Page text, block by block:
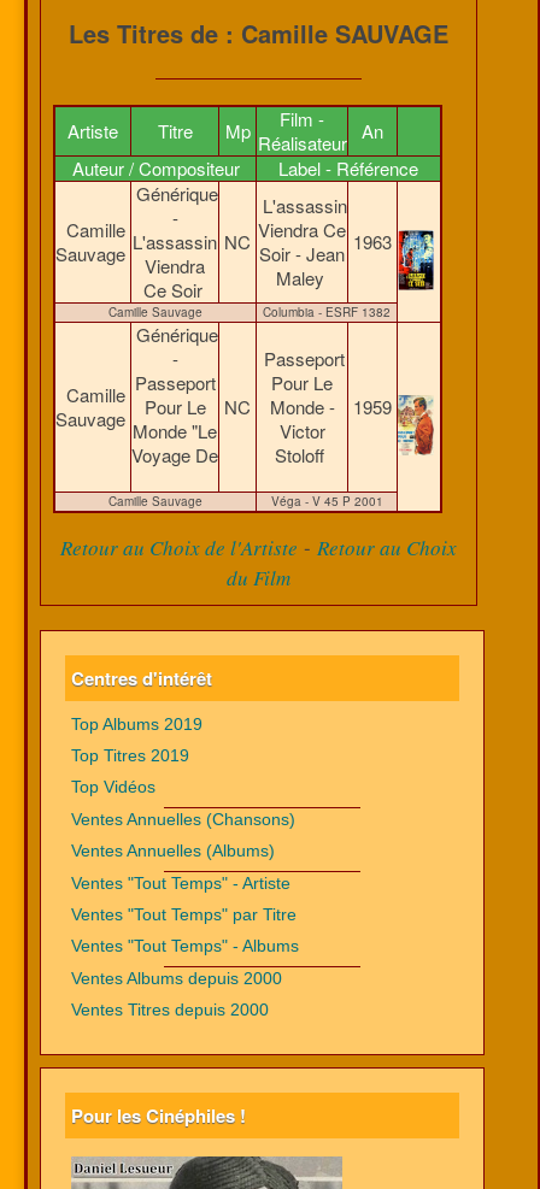
Les Titres de : Camille SAUVAGE
Artiste Titre Mp
Film -
Réalisateur An
Auteur / Compositeur
Label - Référence
Camille
Sauvage
Générique
-
L'assassin
Viendra
Ce Soir
NC
L'assassin
Viendra Ce
Soir - Jean
Maley
1963
Camille Sauvage Columbia - ESRF 1382
Camille
Sauvage
Générique
-
Passeport
Pour Le
Monde "Le
Voyage De
NC
Passeport
Pour Le
Monde -
Victor
Stoloff
1959
Camille Sauvage Véga - V 45 P 2001
Retour au Choix de l'Artiste - Retour au Choix
du Film
Centres d'intérêt
Top Albums 2019
Top Titres 2019
Top Vidéos
Ventes Annuelles (Chansons)
Ventes Annuelles (Albums)
Ventes "Tout Temps" - Artiste
Ventes "Tout Temps" par Titre
Ventes "Tout Temps" - Albums
Ventes Albums depuis 2000
Ventes Titres depuis 2000
Pour les Cinéphiles !